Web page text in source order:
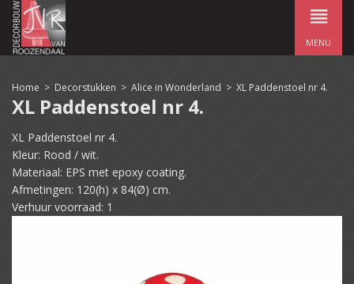
MENU
Home > Decorstukken > Alice in Wonderland > XL Paddenstoel nr 4.
XL Paddenstoel nr 4.
XL Paddenstoel nr 4.
Kleur: Rood / wit.
Materiaal: EPS met epoxy coating.
Afmetingen: 120(h) x 84(Ø) cm.
Verhuur voorraad: 1